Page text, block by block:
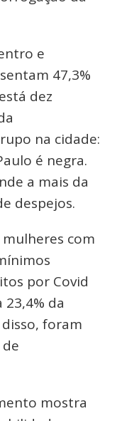
e
47,3%
dez
na cidade:
é negra.
a mais da
despejos.
mulheres com
por Covid
da
foram
mostra